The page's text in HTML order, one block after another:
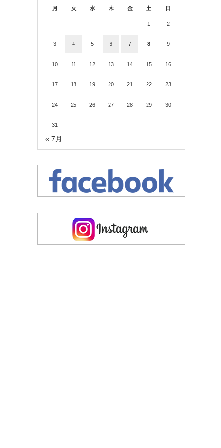
月
火 水 木 金 土 日
1 2
3 4 5 6 7 8 9
10 11 12 13 14 15 16
17 18 19 20 21 22 23
24 25 26 27 28 29 30
31
« 7月